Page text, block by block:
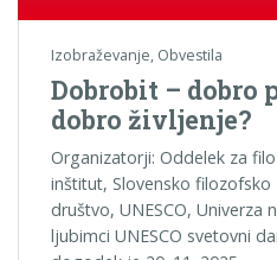
Izobraževanje, Obvestila
Dobrobit – dobro
dobro življenje?
Organizatorji: Oddelek za
inštitut, Slovensko filozofsko
društvo, UNESCO, Univerza
ljubimci UNESCO svetovni